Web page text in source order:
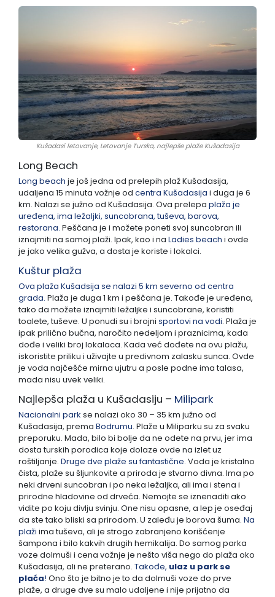
Kušadasi letovanje, Letovanje Turska, najlepše plaže Kušadasija
Long Beach
Long beach je još jedna od prelepih plaž Kušadasija,
udaljena 15 minuta vožnje od centra Kušadasija i duga je 6
km. Nalazi se južno od Kušadasija. Ova prelepa plaža je
uređena, ima ležaljki, suncobrana, tuševa, barova,
restorana. Peščana je i možete poneti svoj suncobran ili
iznajmiti na samoj plaži. Ipak, kao i na Ladies beach i ovde
je jako velika gužva, a dosta je koriste i lokalci.
Kuštur plaža
Ova plaža Kušadsija se nalazi 5 km severno od centra
grada. Plaža je duga 1 km i peščana je. Takođe je uređena,
tako da možete iznajmiti ležaljke i suncobrane, koristiti
toalete, tuševe. U ponudi su i brojni sportovi na vodi. Plaža je
ipak prilično bučna, naročito nedeljom i praznicima, kada
dođe i veliki broj lokalaca. Kada već dođete na ovu plažu,
iskoristite priliku i uživajte u predivnom zalasku sunca. Ovde
je voda najčešće mirna ujutru a posle podne ima talasa,
mada nisu uvek veliki.
Najlepša plaža u Kušadasiju – Milipark
Nacionalni park se nalazi oko 30 – 35 km južno od
Kušadasija, prema Bodrumu. Plaže u Miliparku su za svaku
preporuku. Mada, bilo bi bolje da ne odete na prvu, jer ima
dosta turskih porodica koje dolaze ovde na izlet uz
roštiljanje. Druge dve plaže su fantastične. Voda je kristalno
čista, plaže su šljunkovite a priroda je stvarno divna. Ima po
neki drveni suncobran i po neka ležaljka, ali ima i stena i
prirodne hladovine od drveća. Nemojte se iznenaditi ako
vidite po koju divlju svinju. One nisu opasne, a lep je oseđaj
da ste tako bliski sa prirodom. U zaleđu je borova šuma. Na
plaži ima tuševa, ali je strogo zabranjeno korišćenje
šampona i bilo kakvih drugih hemikalija. Do samog parka
voze dolmuši i cena vožnje je nešto viša nego do plaža oko
Kušadasija, ali ne preterano. Takođe, ulaz u park se
plaća! Ono što je bitno je to da dolmuši voze do prve
plaže, a druge dve su malo udaljene i nije prijatno da